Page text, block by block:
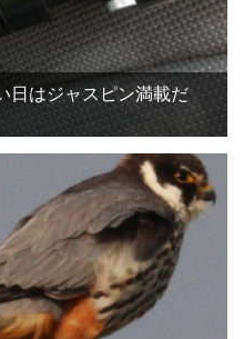
日はジャスピン満載だ